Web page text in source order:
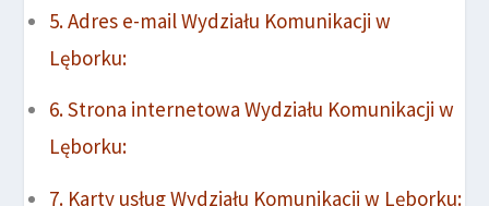
Adres e-mail Wydziału Komunikacji w
Lęborku:
Strona internetowa Wydziału Komunikacji w
Lęborku:
Karty usług Wydziału Komunikacji w Lęborku: